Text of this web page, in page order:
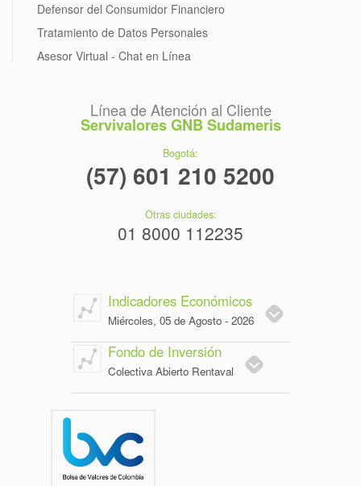
Defensor del Consumidor Financiero
Tratamiento de Datos Personales
Asesor Virtual - Chat en Línea
Línea de Atención al Cliente
Servivalores GNB Sudameris
Bogotá:
(57) 601 210 5200
Otras ciudades:
01 8000 112235
Indicadores Económicos
Miércoles, 05 de Agosto - 2026
Fondo de Inversión
Colectiva Abierto Rentaval